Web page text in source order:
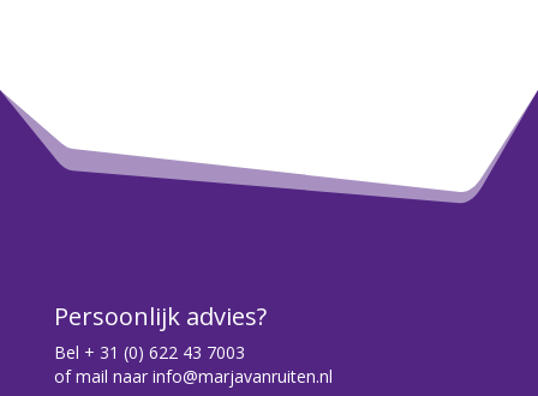
Persoonlijk advies?
Bel + 31 (0) 622 43 7003
of mail naar info@marjavanruiten.nl